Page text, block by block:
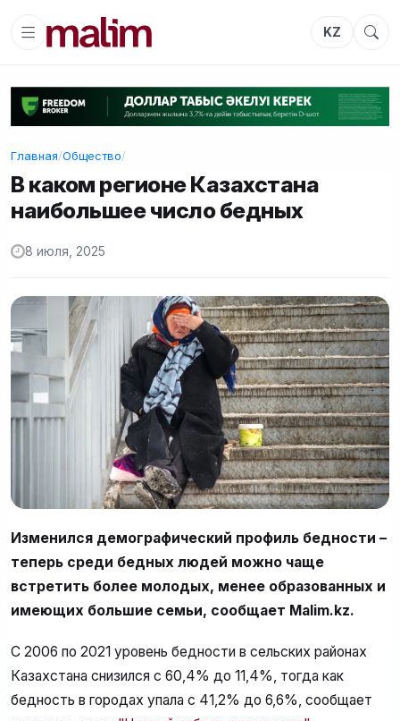
KZ
Главная/Общество/
В каком регионе Казахстана
наибольшее число бедных
8 июля, 2025
Изменился демографический профиль бедности –
теперь среди бедных людей можно чаще
встретить более молодых, менее образованных и
имеющих большие семьи, сообщает Malim.kz.
С 2006 по 2021 уровень бедности в сельских районах
Казахстана снизился с 60,4% до 11,4%, тогда как
бедность в городах упала с 41,2% до 6,6%, сообщает